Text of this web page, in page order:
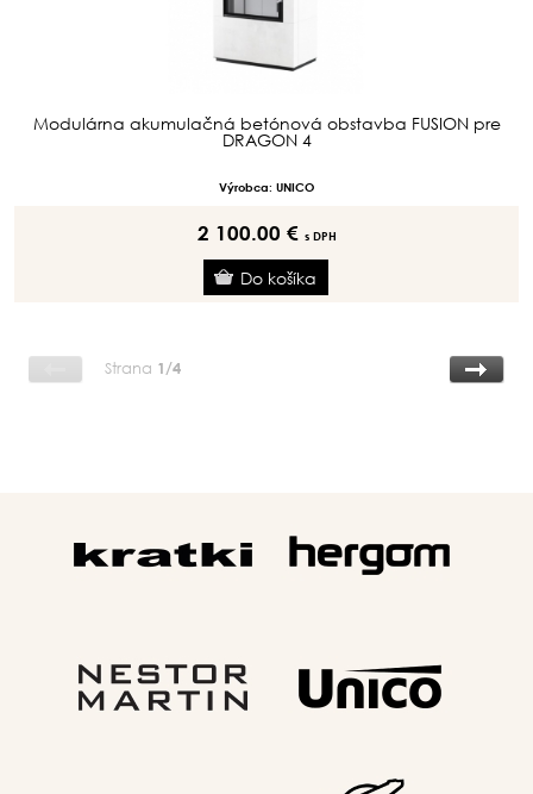
Modulárna akumulačná betónová obstavba FUSION pre
DRAGON 4
Výrobca: UNICO
2 100.00 € s DPH
Strana 1/4